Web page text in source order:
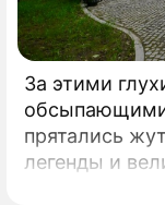
За этими
прятались
легенды и
миллионы